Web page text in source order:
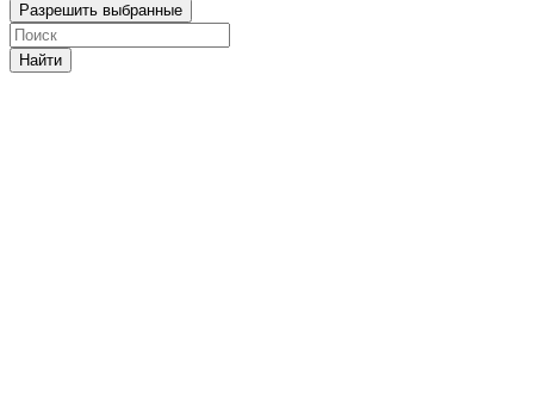
Разрешить выбранные
Найти